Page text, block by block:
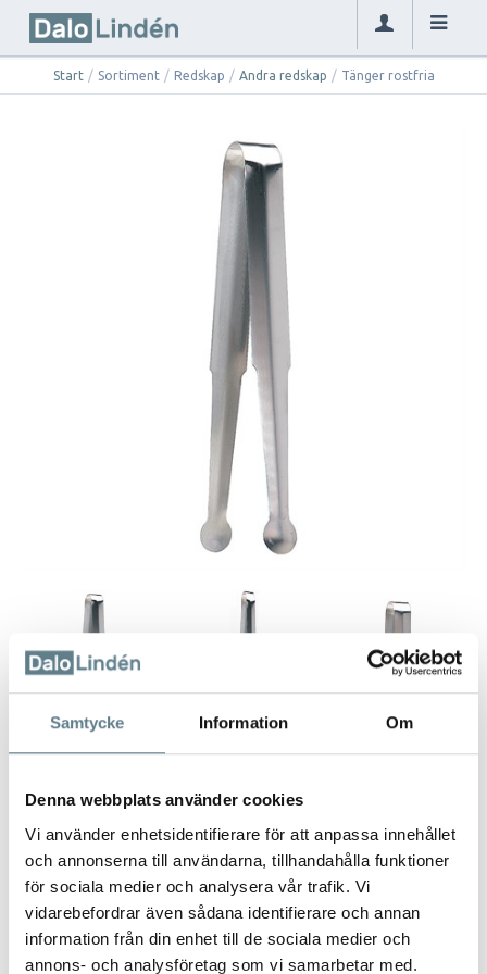
Samtycke Information Om
Denna webbplats använder cookies
Vi använder enhetsidentifierare för att anpassa innehållet
och annonserna till användarna, tillhandahålla funktioner
för sociala medier och analysera vår trafik. Vi
vidarebefordrar även sådana identifierare och annan
information från din enhet till de sociala medier och
annons- och analysföretag som vi samarbetar med.
Start / Sortiment / Redskap / Andra redskap / Tänger rostfria
E-5198
Beskrivning
Tång gjord av rostfritt stål 18/10.
Finns i 3 längder: